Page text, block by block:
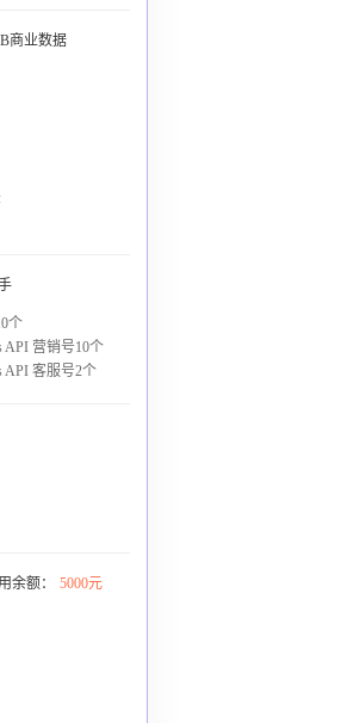
商业数据
个
API 营销号10个
API 客服号2个
余额： 5000元